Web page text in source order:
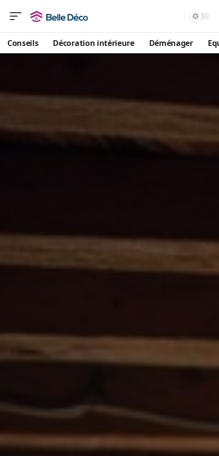
Conseils Décoration intérieure Déménager